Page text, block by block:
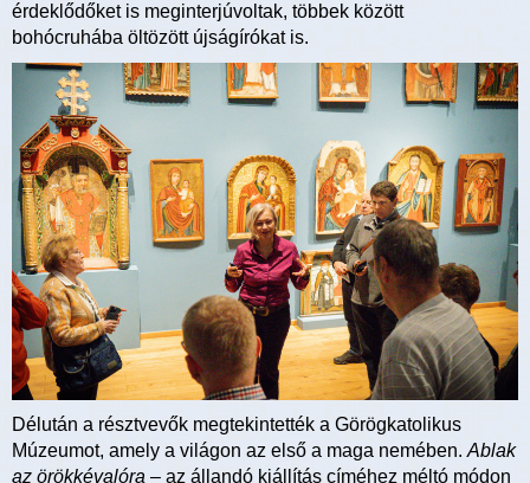
érdeklődőket is meginterjúvoltak, többek között
bohócruhába öltözött újságírókat is.
Délután a résztvevők megtekintették a Görögkatolikus
Múzeumot, amely a világon az első a maga nemében. Ablak
az örökkévalóra – az állandó kiállítás címéhez méltó módon